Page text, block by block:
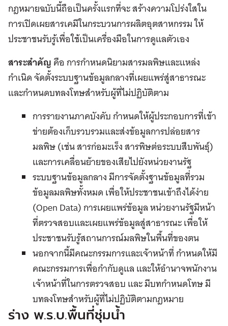
กฎหมายฉบับนี้ถือเป็นครั้งแรกที่จะ สร้างความโปร่งใสใน
การเปิดเผยสารเคมีในกระบวนการผลิตอุตสาหกรรม ให้
ประชาชนรับรู้เพื่อใช้เป็นเครื่องมือในการดูแลตัวเอง
สาระสำคัญคือ การกำหนดนิยามสารมลพิษและแหล่ง
กำเนิด จัดตั้งระบบฐานข้อมูลกลางที่เผยแพร่สู่สาธารณะ
และกำหนดบทลงโทษสำหรับผู้ที่ไม่ปฏิบัติตาม
การรายงานภาคบังคับ กำหนดให้ผู้ประกอบการที่เข้า
ข่ายต้องเก็บรวบรวมและส่งข้อมูลการปล่อยสาร
มลพิษ (เช่น สารก่อมะเร็ง สารพิษต่อระบบสืบพันธุ์)
และการเคลื่อนย้ายของเสียไปยังหน่วยงานรัฐ
ระบบฐานข้อมูลกลาง มีการจัดตั้งฐานข้อมูลที่รวม
ข้อมูลมลพิษทั้งหมด เพื่อให้ประชาชนเข้าถึงได้ง่าย
(Open Data) การเผยแพร่ข้อมูล หน่วยงานรัฐมีหน้า
ที่ตรวจสอบและเผยแพร่ข้อมูลสู่สาธารณะ เพื่อให้
ประชาชนรับรู้สถานการณ์มลพิษในพื้นที่ของตน
นอกจากนี้มีคณะกรรมการและเจ้าหน้าที่ กำหนดให้มี
คณะกรรมการเพื่อกำกับดูแล และให้อำนาจพนักงาน
เจ้าหน้าที่ในการตรวจสอบ และ มีบทกำหนดโทษ มี
บทลงโทษสำหรับผู้ที่ไม่ปฏิบัติตามกฎหมาย
ร่าง พ.ร.บ.พื้นที่ชุ่มน้ำ